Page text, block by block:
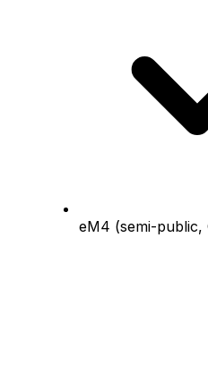
eM4 (semi-public,